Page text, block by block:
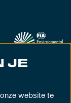
JE
website te